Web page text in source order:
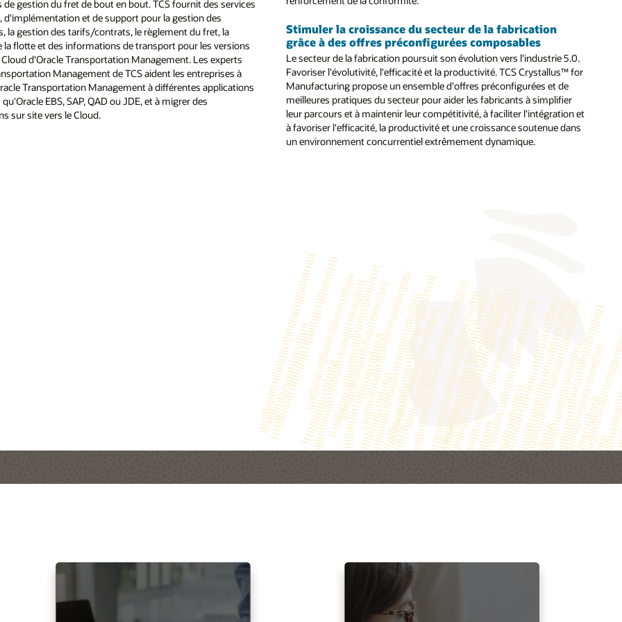
de gestion du fret de bout en bout. TCS fournit des services
d'implémentation et de support pour la gestion des
la gestion des tarifs/contrats, le règlement du fret, la
la flotte et des informations de transport pour les versions
d'Oracle Transportation Management. Les experts
Management de TCS aident les entreprises à
Transportation Management à différentes applications
qu'Oracle EBS, SAP, QAD ou JDE, et à migrer des
sur site vers le Cloud.
Stimuler la croissance du secteur de la fabrication
grâce à des offres préconfigurées composables
Le secteur de la fabrication poursuit son évolution vers l'industrie 5.0.
Favoriser l'évolutivité, l'efficacité et la productivité. TCS Crystallus™ for
Manufacturing propose un ensemble d'offres préconfigurées et de
meilleures pratiques du secteur pour aider les fabricants à simplifier
leur parcours et à maintenir leur compétitivité, à faciliter l'intégration et
à favoriser l'efficacité, la productivité et une croissance soutenue dans
un environnement concurrentiel extrêmement dynamique.
Figure : Accélérateur d'implémentation Cloud TCS
et un alignement avec les indicateurs clés de performance RH.
de transformation de bout en bout : Il s'agit d'un ensemble de services complets couvrant la préparation, la réflexion conceptuelle, la
et l'adoption, permettant d'assurer une transition en douceur vers des solutions HCM basées sur le Cloud dans tous les secteurs
les organisations internationales.
avancées : Avec Oracle Analytics, TCS a créé des offres de solutions telles que CHRO Cockpit qui fournit des analyses prédéfinies pour
RH communs et facilite la prise de décision basée sur les données pour les DPRH.
TCS de test automatisé pour Oracle : Cet outil d'automatisation vise à optimiser les processus de test et à générer des rapports